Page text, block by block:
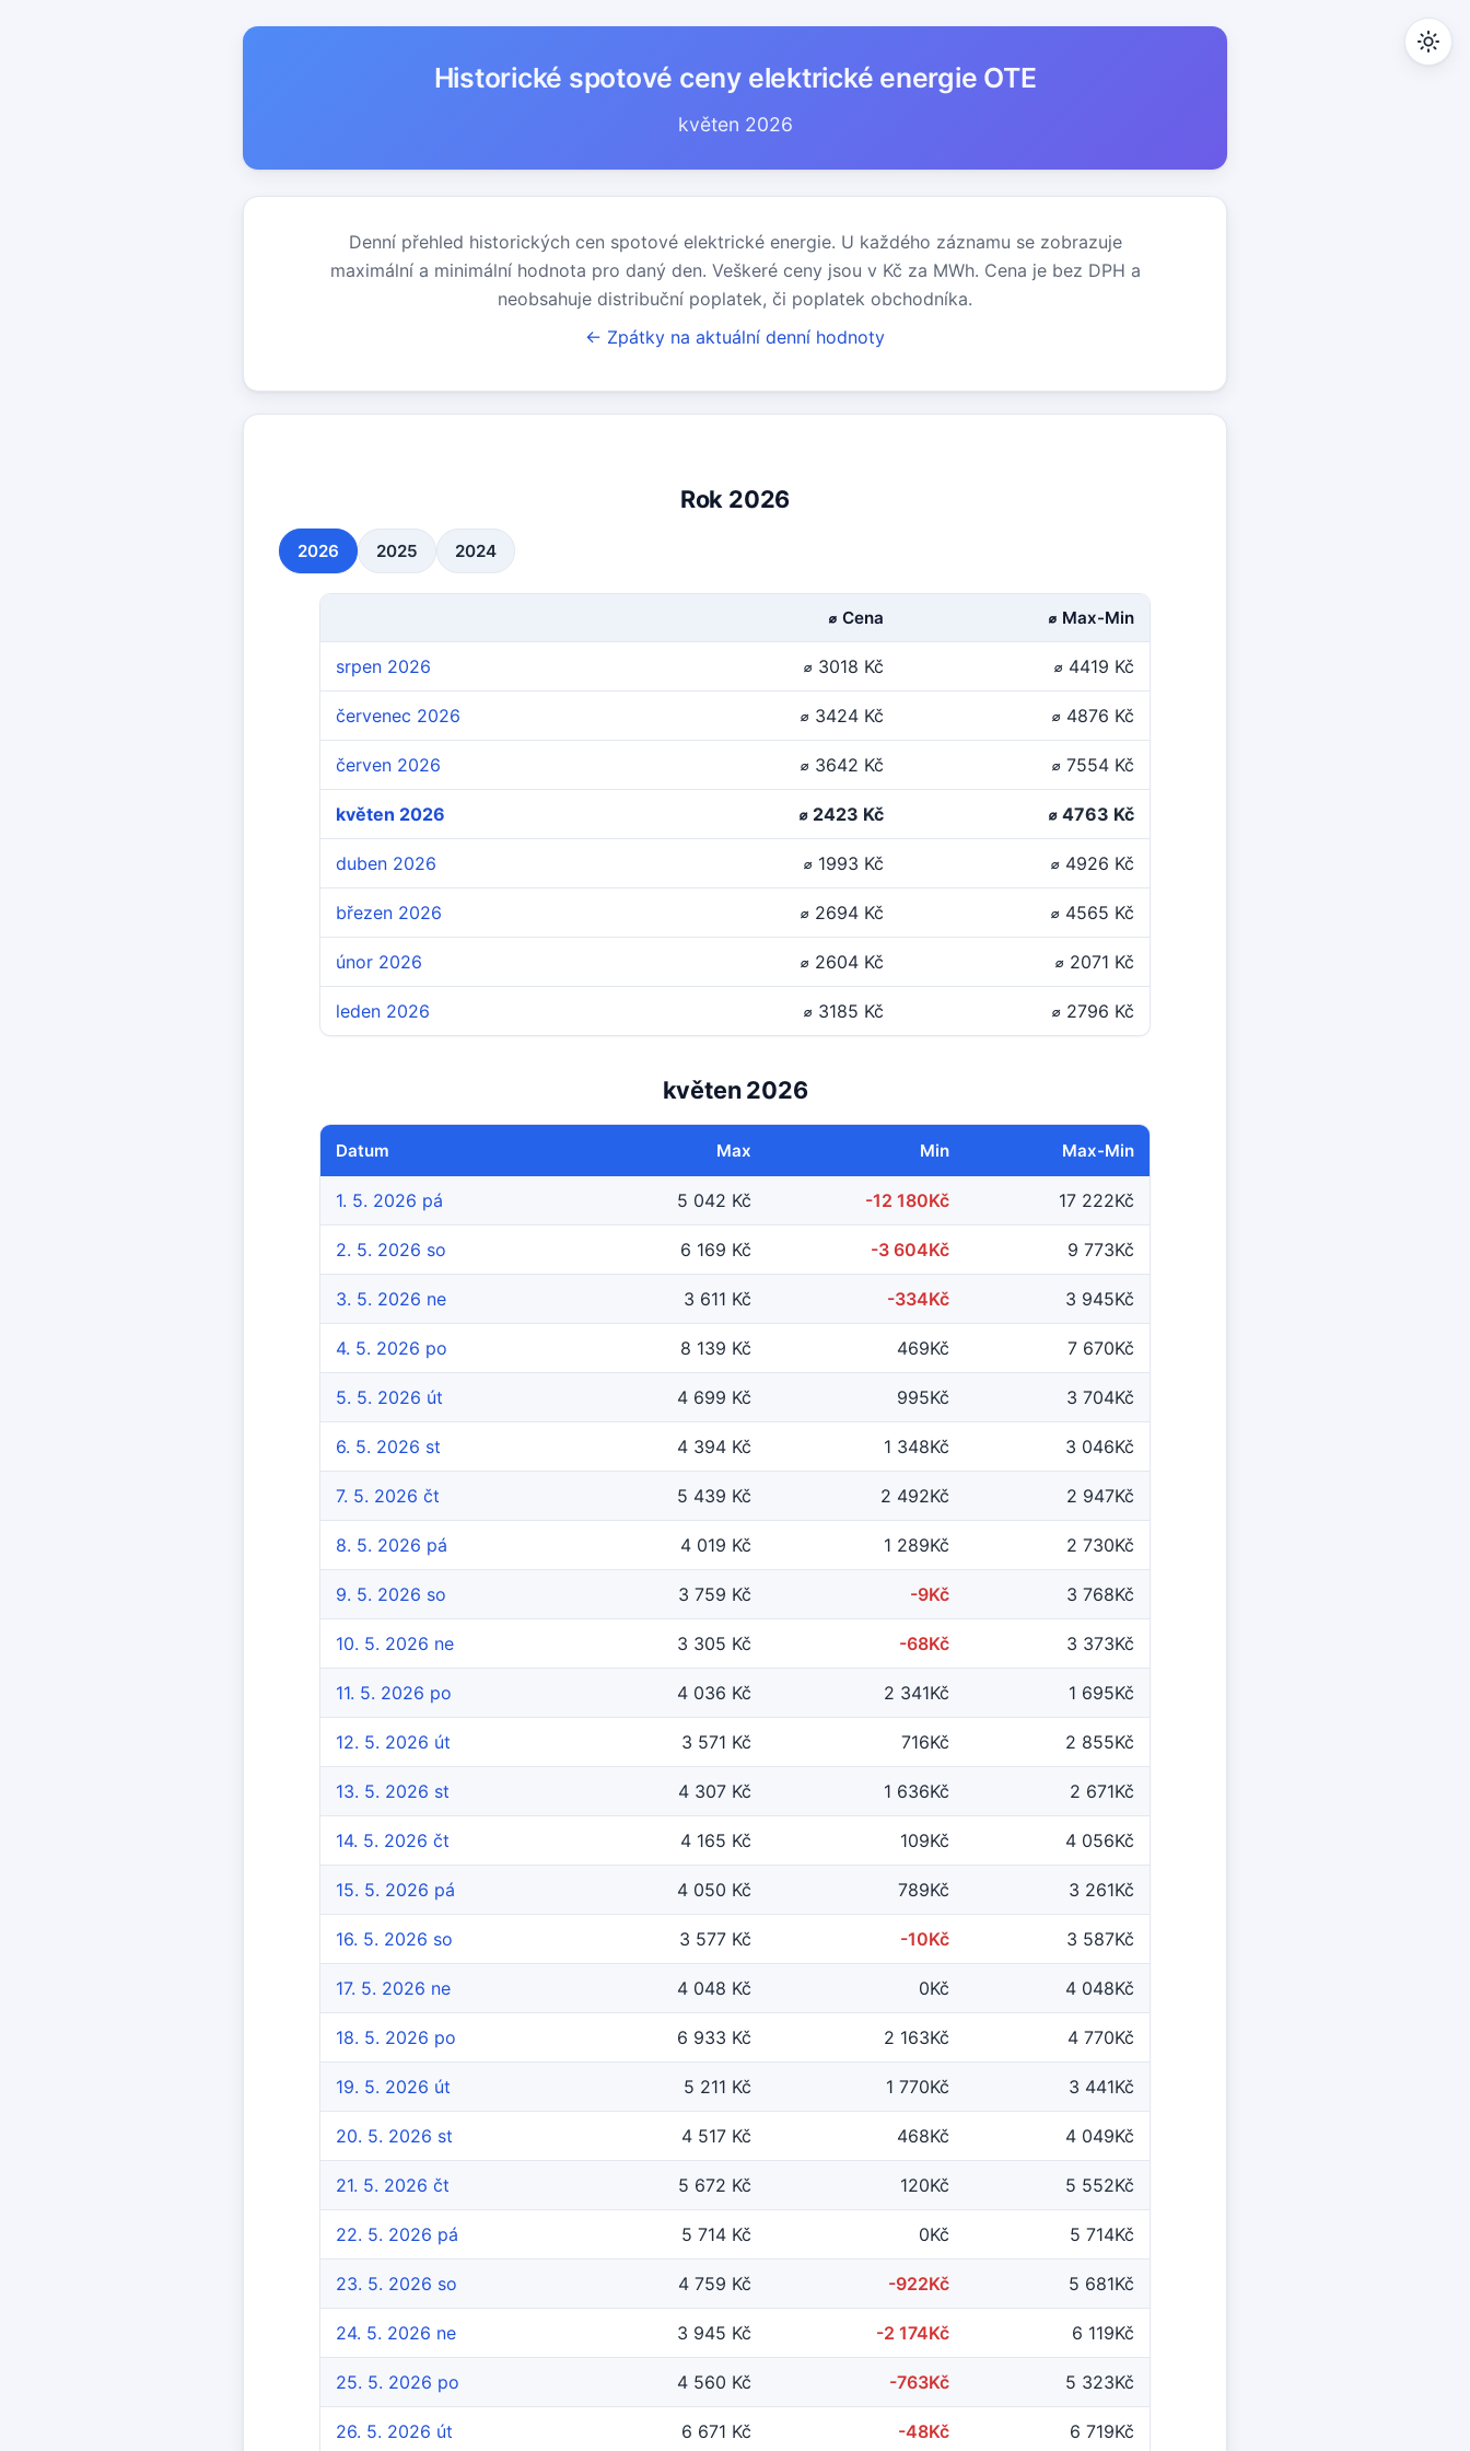
Historické spotové ceny elektrické energie OTE
květen 2026
Denní přehled historických cen spotové elektrické energie. U každého záznamu se zobrazuje
maximální a minimální hodnota pro daný den. Veškeré ceny jsou v Kč za MWh. Cena je bez DPH a
neobsahuje distribuční poplatek, či poplatek obchodníka.
← Zpátky na aktuální denní hodnoty
Rok 2026
2026 2025 2024
⌀ Cena ⌀ Max-Min
srpen 2026 ⌀ 3018 Kč ⌀ 4419 Kč
červenec 2026 ⌀ 3424 Kč ⌀ 4876 Kč
červen 2026 ⌀ 3642 Kč ⌀ 7554 Kč
květen 2026 ⌀ 2423 Kč ⌀ 4763 Kč
duben 2026 ⌀ 1993 Kč ⌀ 4926 Kč
březen 2026 ⌀ 2694 Kč ⌀ 4565 Kč
únor 2026 ⌀ 2604 Kč ⌀ 2071 Kč
leden 2026 ⌀ 3185 Kč ⌀ 2796 Kč
květen 2026
Datum Max Min Max-Min
1. 5. 2026 pá 5 042 Kč -12 180Kč 17 222Kč
2. 5. 2026 so 6 169 Kč -3 604Kč 9 773Kč
3. 5. 2026 ne 3 611 Kč -334Kč 3 945Kč
4. 5. 2026 po 8 139 Kč 469Kč 7 670Kč
5. 5. 2026 út 4 699 Kč 995Kč 3 704Kč
6. 5. 2026 st 4 394 Kč 1 348Kč 3 046Kč
7. 5. 2026 čt 5 439 Kč 2 492Kč 2 947Kč
8. 5. 2026 pá 4 019 Kč 1 289Kč 2 730Kč
9. 5. 2026 so 3 759 Kč -9Kč 3 768Kč
10. 5. 2026 ne 3 305 Kč -68Kč 3 373Kč
11. 5. 2026 po 4 036 Kč 2 341Kč 1 695Kč
12. 5. 2026 út 3 571 Kč 716Kč 2 855Kč
13. 5. 2026 st 4 307 Kč 1 636Kč 2 671Kč
14. 5. 2026 čt 4 165 Kč 109Kč 4 056Kč
15. 5. 2026 pá 4 050 Kč 789Kč 3 261Kč
16. 5. 2026 so 3 577 Kč -10Kč 3 587Kč
17. 5. 2026 ne 4 048 Kč 0Kč 4 048Kč
18. 5. 2026 po 6 933 Kč 2 163Kč 4 770Kč
19. 5. 2026 út 5 211 Kč 1 770Kč 3 441Kč
20. 5. 2026 st 4 517 Kč 468Kč 4 049Kč
21. 5. 2026 čt 5 672 Kč 120Kč 5 552Kč
22. 5. 2026 pá 5 714 Kč 0Kč 5 714Kč
23. 5. 2026 so 4 759 Kč -922Kč 5 681Kč
24. 5. 2026 ne 3 945 Kč -2 174Kč 6 119Kč
25. 5. 2026 po 4 560 Kč -763Kč 5 323Kč
26. 5. 2026 út 6 671 Kč -48Kč 6 719Kč